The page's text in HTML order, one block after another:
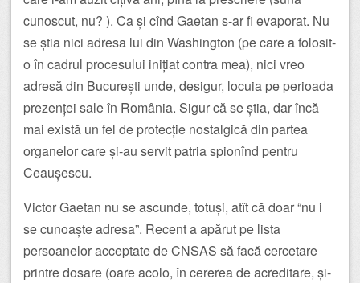
cunoscut, nu? ). Ca și cînd Gaetan s-ar fi evaporat. Nu
se știa nici adresa lui din Washington (pe care a folosit-
o în cadrul procesului inițiat contra mea), nici vreo
adresă din București unde, desigur, locuia pe perioada
prezenței sale în România. Sigur că se știa, dar încă
mai există un fel de protecție nostalgică din partea
organelor care și-au servit patria spionînd pentru
Ceaușescu.
Victor Gaetan nu se ascunde, totuși, atît că doar “nu i
se cunoaște adresa”. Recent a apărut pe lista
persoanelor acceptate de CNSAS să facă cercetare
printre dosare (oare acolo, în cererea de acreditare, și-